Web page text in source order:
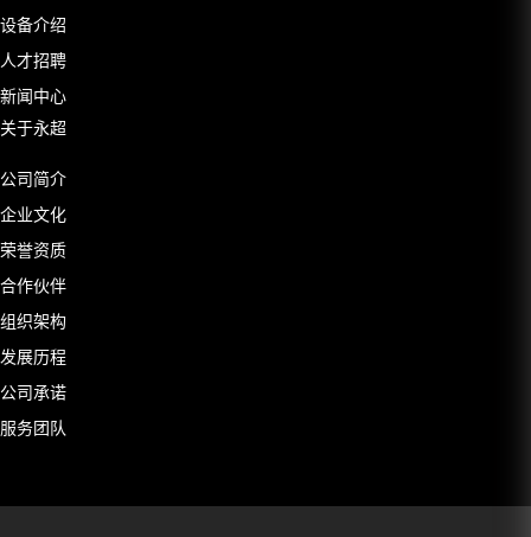
设备介绍
人才招聘
新闻中心
关于永超
公司简介
企业文化
荣誉资质
合作伙伴
组织架构
发展历程
公司承诺
服务团队